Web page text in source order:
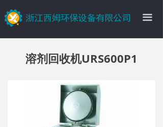
끀
溶剂回收机URS600P1